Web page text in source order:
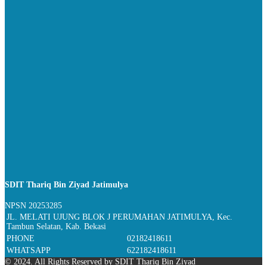
SDIT Thariq Bin Ziyad Jatimulya
NPSN 20253285
JL. MELATI UJUNG BLOK J PERUMAHAN JATIMULYA, Kec.
Tambun Selatan, Kab. Bekasi
PHONE
02182418611
WHATSAPP
622182418611
© 2024. All Rights Reserved by SDIT Thariq Bin Ziyad